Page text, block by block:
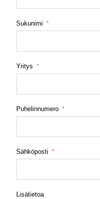
Sukunimi
Yritys
Puhelinnumero
Sähköposti
Lisätietoa